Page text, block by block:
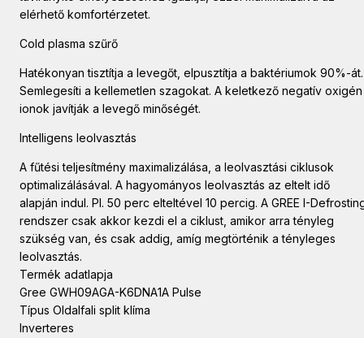
elérhető komfortérzetet.
Cold plasma szűrő
Hatékonyan tisztítja a levegőt, elpusztítja a baktériumok 90%-át.
Semlegesíti a kellemetlen szagokat. A keletkező negatív oxigén
ionok javítják a levegő minőségét.
Intelligens leolvasztás
A fűtési teljesítmény maximalizálása, a leolvasztási ciklusok
optimalizálásával. A hagyományos leolvasztás az eltelt idő
alapján indul. Pl. 50 perc elteltével 10 percig. A GREE I-
rendszer csak akkor kezdi el a ciklust, amikor arra tényleg
szükség van, és csak addig, amíg megtörténik a tényleges
leolvasztás.
Termék adatlapja
Gree GWH09AGA-K6DNA1A Pulse
Típus Oldalfali split klíma
Inverteres